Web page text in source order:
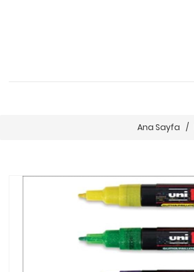
Ana Sayfa /